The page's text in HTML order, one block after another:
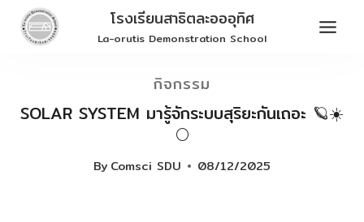
Skip
โรงเรียนสาธิตละอออุทิศ
La-orutis Demonstration School
กิจกรรม
SOLAR SYSTEM มารู้จักระบบสุริยะกันเถอะ 🪐☀️
🌕
ByComsci SDU 08/12/2025